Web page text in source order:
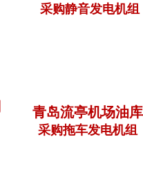
采购静音发电机组
青岛流亭机场油库
采购拖车发电机组